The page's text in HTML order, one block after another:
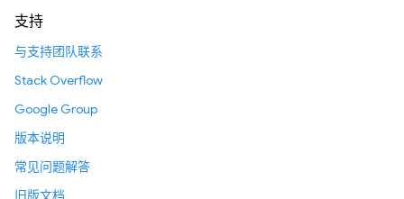
支持
与支持团队联系
Stack Overflow
Google Group
版本说明
常见问题解答
旧版文档